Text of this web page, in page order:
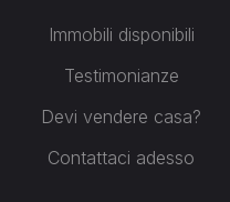
Immobili disponibili
Testimonianze
Devi vendere casa?
Contattaci adesso